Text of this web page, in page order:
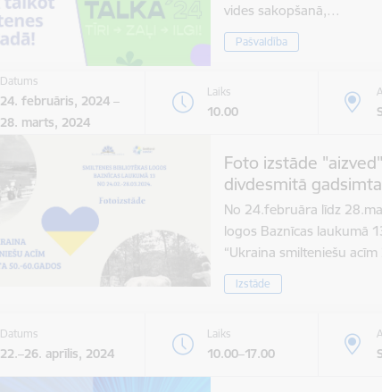
vides sakopšanā,…
Pašvaldība
Datums
24. februāris, 2024 –
28. marts, 2024
Laiks
10.00
Foto izstāde
divdesmitā
No 24.februāra līdz
logos Baznīcas laukumā
“Ukraina smilteniešu
Izstāde
Datums
22.–26. aprīlis, 2024
Laiks
10.00–17.00